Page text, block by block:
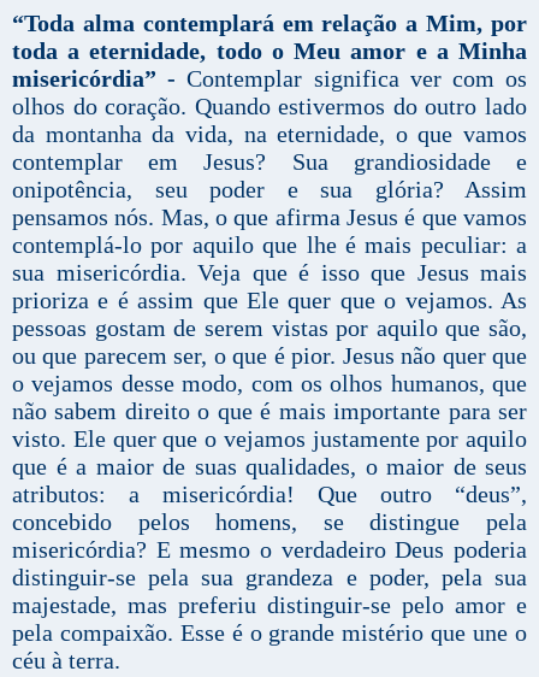
“Toda alma contemplará em relação a Mim, por
toda a eternidade, todo o Meu amor e a Minha
misericórdia” -Contemplar significa ver com os
olhos do coração. Quando estivermos do outro lado
da montanha da vida, na eternidade, o que vamos
contemplar em Jesus? Sua grandiosidade e
onipotência, seu poder e sua glória? Assim
pensamos nós. Mas, o que afirma Jesus é que vamos
contemplá-lo por aquilo que lhe é mais peculiar: a
sua misericórdia. Veja que é isso que Jesus mais
prioriza e é assim que Ele quer que o vejamos. As
pessoas gostam de serem vistas por aquilo que são,
ou que parecem ser, o que é pior. Jesus não quer que
o vejamos desse modo, com os olhos humanos, que
não sabem direito o que é mais importante para ser
visto. Ele quer que o vejamos justamente por aquilo
que é a maior de suas qualidades, o maior de seus
atributos: a misericórdia! Que outro “deus”,
concebido pelos homens, se distingue pela
misericórdia? E mesmo o verdadeiro Deus poderia
distinguir-se pela sua grandeza e poder, pela sua
majestade, mas preferiu distinguir-se pelo amor e
pela compaixão. Esse é o grande mistério que une o
céu à terra.